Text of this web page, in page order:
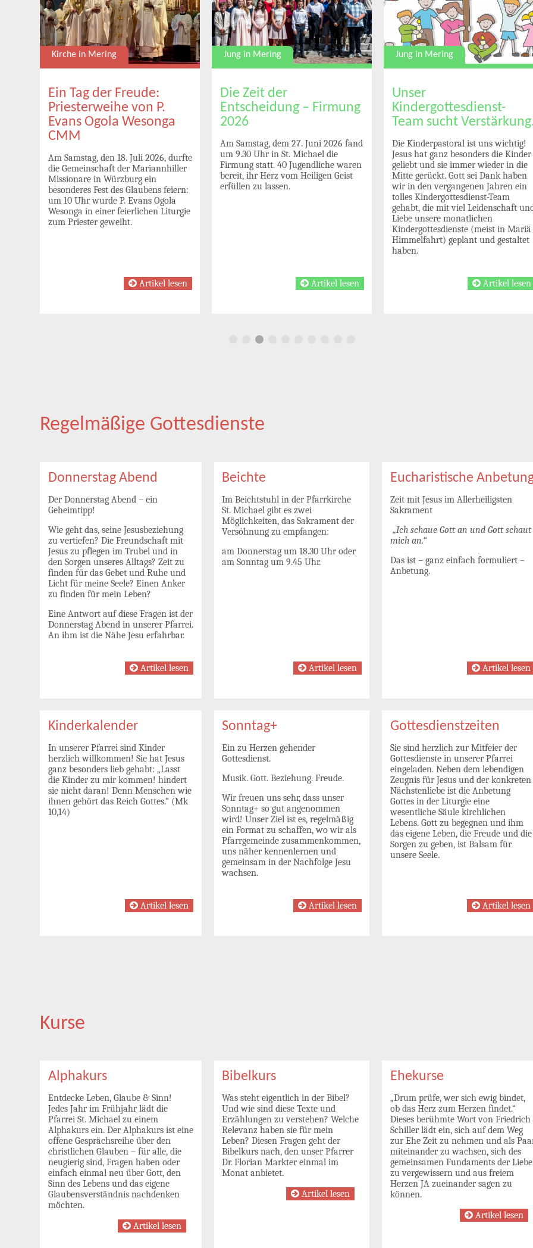
Kirche in Mering
Ein Tag der Freude:
Priesterweihe von P.
Evans Ogola Wesonga
CMM
Am Samstag, den 18. Juli 2026, durfte
die Gemeinschaft der Mariannhiller
Missionare in Würzburg ein
besonderes Fest des Glaubens feiern:
um 10 Uhr wurde P. Evans Ogola
Wesonga in einer feierlichen Liturgie
zum Priester geweiht.
Artikel lesen
Jung in Mering
Die Zeit der
Entscheidung – Firmung
2026
Am Samstag, dem 27. Juni 2026 fand
um 9.30 Uhr in St. Michael die
Firmung statt. 40 Jugendliche waren
bereit, ihr Herz vom Heiligen Geist
erfüllen zu lassen.
Artikel lesen
Jung in Mering
Unser
Kindergottesdienst-
Team sucht
Die Kinderpastoral ist uns wichtig!
Jesus hat ganz besonders die Kinder
geliebt und sie immer wieder in die
Mitte gerückt. Gott sei Dank haben
wir in den vergangenen Jahren ein
tolles Kindergottesdienst-Team
gehabt, die mit viel Leidenschaft
Liebe unsere monatlichen
Kindergottesdienste (meist in Mariä
Himmelfahrt) geplant und gestaltet
haben.
Artikel lesen
Regelmäßige Gottesdienste
Donnerstag Abend
Der Donnerstag Abend – ein
Geheimtipp!
Wie geht das, seine Jesusbeziehung
zu vertiefen? Die Freundschaft mit
Jesus zu pflegen im Trubel und in
den Sorgen unseres Alltags? Zeit zu
finden für das Gebet und Ruhe und
Licht für meine Seele? Einen Anker
zu finden für mein Leben?
Eine Antwort auf diese Fragen ist der
Donnerstag Abend in unserer Pfarrei.
An ihm ist die Nähe Jesu erfahrbar.
Artikel lesen
Beichte
Im Beichtstuhl in der Pfarrkirche
St. Michael gibt es zwei
Möglichkeiten, das Sakrament der
Versöhnung zu empfangen:
am Donnerstag um 18.30 Uhr oder
am Sonntag um 9.45 Uhr.
Artikel lesen
Eucharistische
Zeit mit Jesus im Allerheiligsten
Sakrament
„Ich schaue Gott an und Gott schaut
mich an.“
Das ist – ganz einfach formuliert –
Anbetung.
Artikel lesen
Kinderkalender
In unserer Pfarrei sind Kinder
herzlich willkommen! Sie hat Jesus
ganz besonders lieb gehabt: „Lasst
die Kinder zu mir kommen! hindert
sie nicht daran! Denn Menschen wie
ihnen gehört das Reich Gottes.“ (Mk
10,14)
Artikel lesen
Sonntag+
Ein zu Herzen gehender
Gottesdienst.
Musik. Gott. Beziehung. Freude.
Wir freuen uns sehr, dass unser
Sonntag+ so gut angenommen
wird! Unser Ziel ist es, regelmäßig
ein Format zu schaffen, wo wir als
Pfarrgemeinde zusammenkommen,
uns näher kennenlernen und
gemeinsam in der Nachfolge Jesu
wachsen.
Artikel lesen
Gottesdienstzeiten
Sie sind herzlich zur Mitfeier der
Gottesdienste in unserer Pfarrei
eingeladen. Neben dem lebendigen
Zeugnis für Jesus und der konkreten
Nächstenliebe ist die Anbetung
Gottes in der Liturgie eine
wesentliche Säule kirchlichen
Lebens. Gott zu begegnen und ihm
das eigene Leben, die Freude und die
Sorgen zu geben, ist Balsam für
unsere Seele.
Artikel lesen
Kurse
Alphakurs
Entdecke Leben, Glaube & Sinn!
Jedes Jahr im Frühjahr lädt die
Pfarrei St. Michael zu einem
Alphakurs ein. Der Alphakurs ist eine
offene Gesprächsreihe über den
christlichen Glauben – für alle, die
neugierig sind, Fragen haben oder
einfach einmal neu über Gott, den
Sinn des Lebens und das eigene
Glaubensverständnis nachdenken
möchten.
Artikel lesen
Bibelkurs
Was steht eigentlich in der Bibel?
Und wie sind diese Texte und
Erzählungen zu verstehen? Welche
Relevanz haben sie für mein
Leben? Diesen Fragen geht der
Bibelkurs nach, den unser Pfarrer
Dr. Florian Markter einmal im
Monat anbietet.
Artikel lesen
Ehekurse
„Drum prüfe, wer sich ewig bindet,
ob das Herz zum Herzen findet.“
Dieses berühmte Wort von Friedrich
Schiller lädt ein, sich auf dem Weg
zur Ehe Zeit zu nehmen und als
miteinander zu wachsen, sich des
gemeinsamen Fundaments der Liebe
zu vergewissern und aus freiem
Herzen JA zueinander sagen zu
können.
Artikel lesen